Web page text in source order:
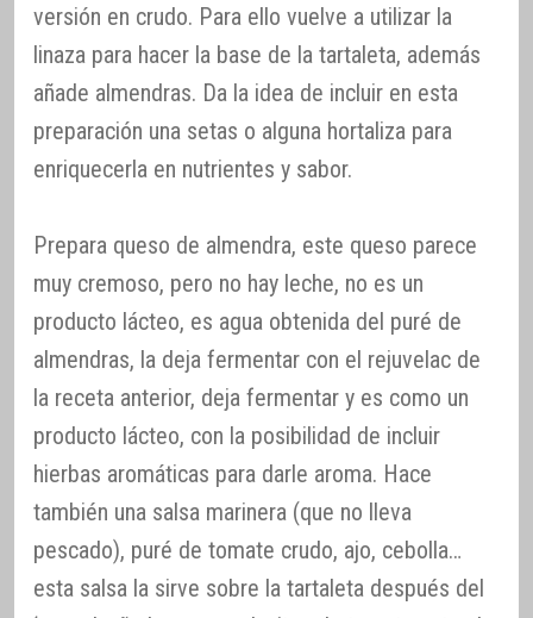
versión en crudo. Para ello vuelve a utilizar la
linaza para hacer la base de la tartaleta, además
añade almendras. Da la idea de incluir en esta
preparación una setas o alguna hortaliza para
enriquecerla en nutrientes y sabor.
Prepara queso de almendra, este queso parece
muy cremoso, pero no hay leche, no es un
producto lácteo, es agua obtenida del puré de
almendras, la deja fermentar con el rejuvelac de
la receta anterior, deja fermentar y es como un
producto lácteo, con la posibilidad de incluir
hierbas aromáticas para darle aroma. Hace
también una salsa marinera (que no lleva
pescado), puré de tomate crudo, ajo, cebolla…
esta salsa la sirve sobre la tartaleta después del